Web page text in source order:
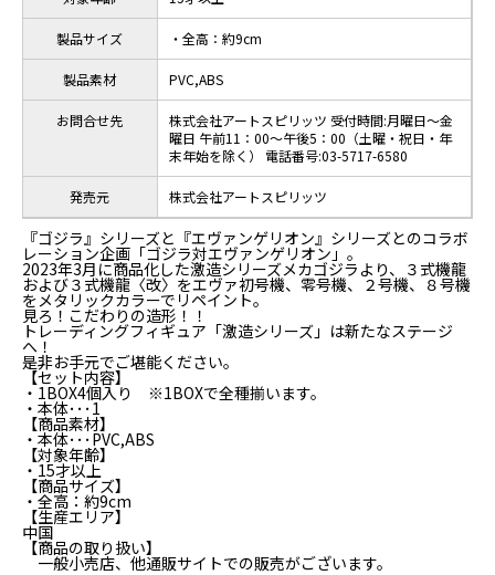
製品サイズ ・全高：約9cm
製品素材 PVC,ABS
お問合せ先
株式会社アートスピリッツ 受付時間:月曜日～金
曜日 午前11：00～午後5：00（土曜・祝日・年
末年始を除く） 電話番号:03-5717-6580
発売元 株式会社アートスピリッツ
『ゴジラ』シリーズと『エヴァンゲリオン』シリーズとのコラボ
レーション企画「ゴジラ対エヴァンゲリオン」。
2023年3月に商品化した激造シリーズメカゴジラより、３式機龍
および３式機龍〈改〉をエヴァ初号機、零号機、２号機、８号機
をメタリックカラーでリペイント。
見ろ！こだわりの造形！！
トレーディングフィギュア「激造シリーズ」は新たなステージ
へ！
是非お手元でご堪能ください。
【セット内容】
・1BOX4個入り ※1BOXで全種揃います。
・本体･･･1
【商品素材】
・本体･･･PVC,ABS
【対象年齢】
・15才以上
【商品サイズ】
・全高：約9cm
【生産エリア】
中国
【商品の取り扱い】
一般小売店、他通販サイトでの販売がございます。